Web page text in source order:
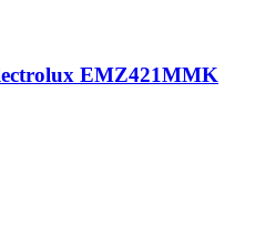
EMZ421MMK